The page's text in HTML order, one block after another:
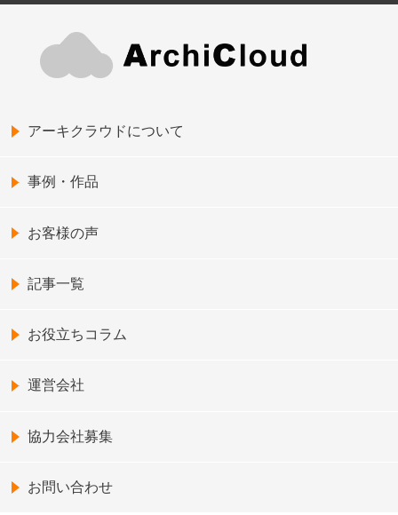
アーキクラウドについて
事例・作品
お客様の声
記事一覧
お役立ちコラム
運営会社
協力会社募集
お問い合わせ